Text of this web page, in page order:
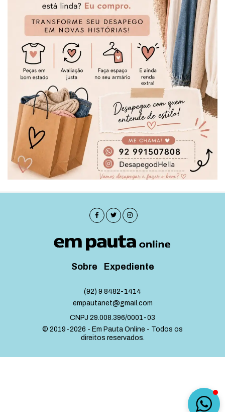
Sobre Expediente
(92) 9 8482-1414
empautanet@gmail.com
CNPJ 29.008.396/0001-03
© 2019-2026 - Em Pauta Online - Todos os
direitos reservados.